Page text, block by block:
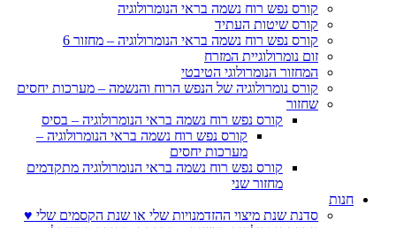
קורס נפש רוח נשמה בראי הנומרולוגיה
קורס שיטות העתיד
קורס נפש רוח נשמה בראי הנומרולוגיה – מחזור 6
זום נומרולוגיית המזרח
המחזור הנומרולוגי הטיבטי
קורס נומרולוגיה של הנפש הרוח והנשמה – מערכות יחסים
שחזור
קורס נפש רוח נשמה בראי הנומרולוגיה – בסיס
קורס נפש רוח נשמה בראי הנומרולוגיה –
מערכות יחסים
קורס נפש רוח נשמה בראי הנומרולוגיה מתקדמים
מחזור שני
חנות
סדנת שנת מיצוי ההזדמנויות שלי או שנת הקסמים שלי ♥